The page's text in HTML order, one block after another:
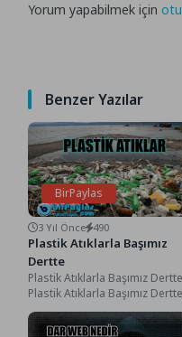
Yorum yapabilmek için
Benzer Yazılar
BirPaylas
3 Yıl Önce 490
Plastik Atıklarla Başımız
Dertte
Plastik Atıklarla Başımız Dertte
Plastik Atıklarla Başımız Dertte
Plastik atıklar, dünya çapında
ciddi bir sorun...